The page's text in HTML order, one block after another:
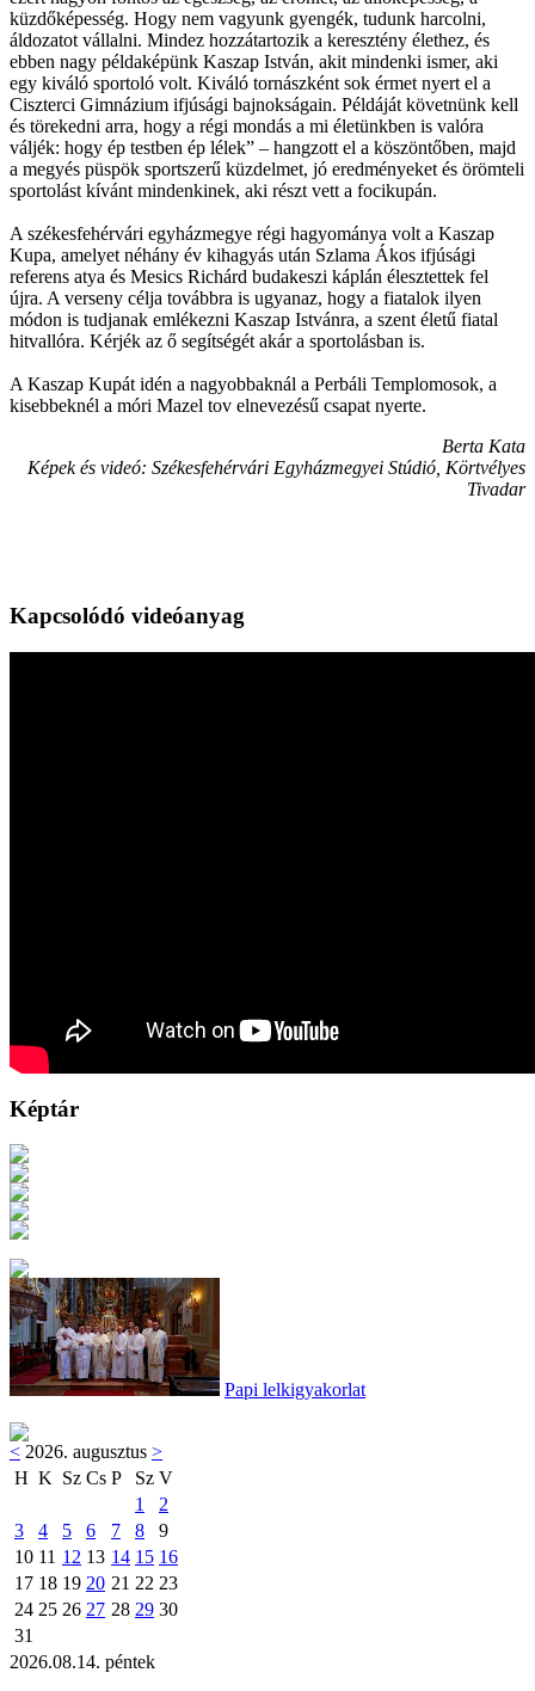
küzdőképesség. Hogy nem vagyunk gyengék, tudunk harcolni,
áldozatot vállalni. Mindez hozzátartozik a keresztény élethez, és
ebben nagy példaképünk Kaszap István, akit mindenki ismer, aki
egy kiváló sportoló volt. Kiváló tornászként sok érmet nyert el a
Ciszterci Gimnázium ifjúsági bajnokságain. Példáját követnünk kell
és törekedni arra, hogy a régi mondás a mi életünkben is valóra
váljék: hogy ép testben ép lélek” – hangzott el a köszöntőben, majd
a megyés püspök sportszerű küzdelmet, jó eredményeket és örömteli
sportolást kívánt mindenkinek, aki részt vett a focikupán.
A székesfehérvári egyházmegye régi hagyománya volt a Kaszap
Kupa, amelyet néhány év kihagyás után Szlama Ákos ifjúsági
referens atya és Mesics Richárd budakeszi káplán élesztettek fel
újra. A verseny célja továbbra is ugyanaz, hogy a fiatalok ilyen
módon is tudjanak emlékezni Kaszap Istvánra, a szent életű fiatal
hitvallóra. Kérjék az ő segítségét akár a sportolásban is.
A Kaszap Kupát idén a nagyobbaknál a Perbáli Templomosok, a
kisebbeknél a móri Mazel tov elnevezésű csapat nyerte.
Berta Kata
Képek és videó: Székesfehérvári Egyházmegyei Stúdió, Körtvélyes
Tivadar
Kapcsolódó videóanyag
Képtár
Papi lelkigyakorlat
< 2026. augusztus >
H K Sz Cs P Sz V
1
2
3
4 5 6 7 8
9
10 11 12 13 14 15 16
17 18 19 20 21 22 23
24 25 26 27 28 29 30
31
2026.08.14. péntek